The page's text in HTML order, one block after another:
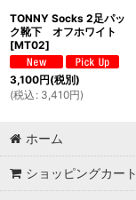
TONNY Socks 2足パッ
ク靴下 オフホワイト
[MT02]
3,100円(税別)
(税込 : 3,410円)
ホーム
ショッピングカート